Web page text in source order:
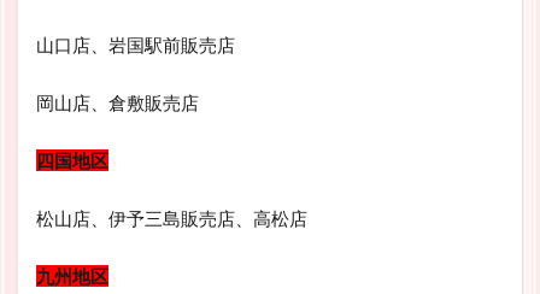
山口店、岩国駅前販売店
岡山店、倉敷販売店
四国地区
松山店、伊予三島販売店、高松店
九州地区